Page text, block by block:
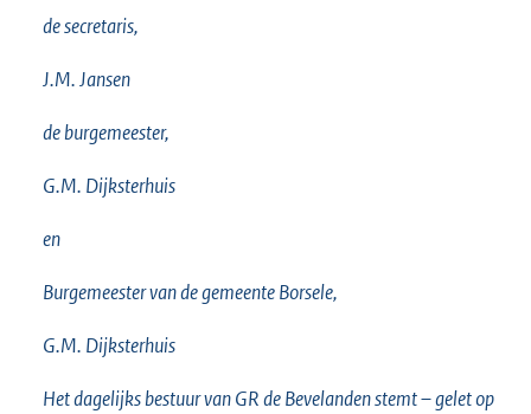
de secretaris,
J.M. Jansen
de burgemeester,
G.M. Dijksterhuis
en
Burgemeester van de gemeente Borsele,
G.M. Dijksterhuis
Het dagelijks bestuur van GR de Bevelanden stemt – gelet op